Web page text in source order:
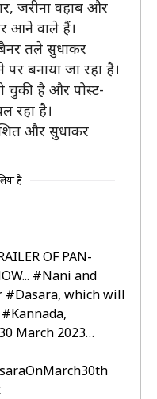
जरीना वहाब और
आने वाले हैं।
तले सुधाकर
पर बनाया जा रहा है।
चुकी है और पोस्ट-
रहा है।
और सुधाकर
है
OF PAN-
#Nani and
#Dasara, which will
#Kannada,
March 2023…